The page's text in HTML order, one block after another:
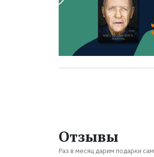
Отзывы
Раз в месяц дарим подарки